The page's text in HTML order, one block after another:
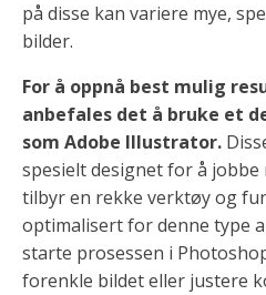
på disse kan variere mye,
bilder.
For å oppnå best mulig
anbefales det å bruke et
som Adobe Illustrator.
spesielt designet for å
tilbyr en rekke verktøy og
optimalisert for denne type
starte prosessen i
forenkle bildet eller justere